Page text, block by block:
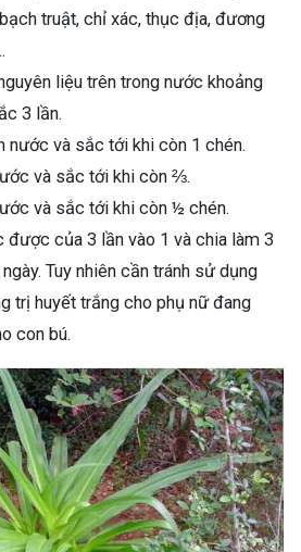
truật, chỉ xác, thục địa, đương
liệu trên trong nước khoảng
3 lần.
nước và sắc tới khi còn 1 chén.
và sắc tới khi còn ⅔.
và sắc tới khi còn ½ chén.
được của 3 lần vào 1 và chia làm 3
Tuy nhiên cần tránh sử dụng
trị huyết trắng cho phụ nữ đang
con bú.